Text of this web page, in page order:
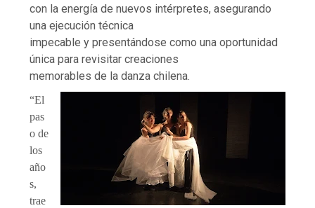
con la energía de nuevos intérpretes, asegurando
una ejecución técnica
impecable y presentándose como una oportunidad
única para revisitar creaciones
memorables de la danza chilena.
“El
pas
o de
los
año
s,
trae